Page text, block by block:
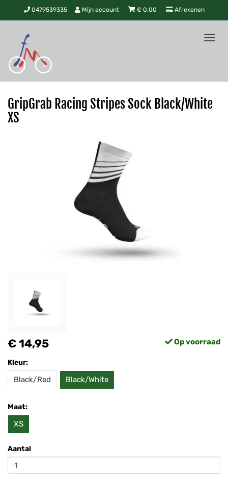
0479539335 Mijn account € 0,00 Afrekenen
GripGrab Racing Stripes Sock Black/White
XS
€ 14,95 Op voorraad
Kleur:
Black/Red Black/White
Maat:
XS
Aantal